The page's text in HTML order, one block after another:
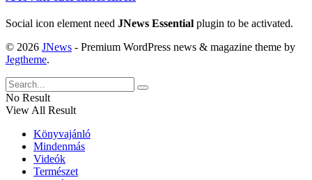
Social icon element need JNews Essential plugin to be activated.
© 2026 JNews - Premium WordPress news & magazine theme by
Jegtheme.
No Result
View All Result
Könyvajánló
Mindenmás
Videók
Természet